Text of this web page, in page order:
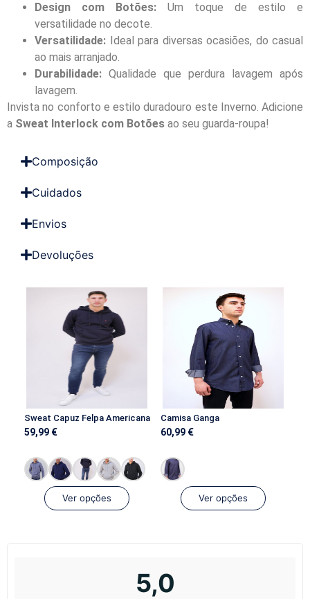
Design com Botões: Um toque de estilo e
versatilidade no decote.
Versatilidade: Ideal para diversas ocasiões, do casual
ao mais arranjado.
Durabilidade: Qualidade que perdura lavagem após
lavagem.
Invista no conforto e estilo duradouro este Inverno. Adicione
a Sweat Interlock com Botões ao seu guarda-roupa!
Composição
Cuidados
Envios
Devoluções
Sweat Capuz Felpa Americana
59,99 €
Ver opções
Camisa Ganga
60,99 €
Ver opções
5,0